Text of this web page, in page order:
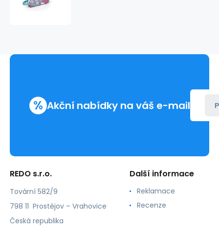
% Akční nabídky na váš e-mail
REDO s.r.o.
Tovární 582/9
798 11 Prostějov – Vrahovice
Česká republika
Další informace
Reklamace
Recenze